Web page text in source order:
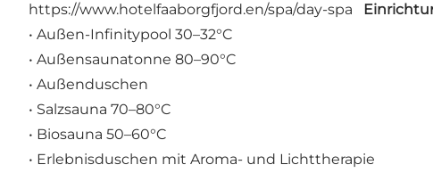
https://www.hotelfaaborgfjord.en/spa/day-spa
• Außen-Infinitypool 30–32°C
• Außensaunatonne 80–90°C
• Außenduschen
• Salzsauna 70–80°C
• Biosauna 50–60°C
• Erlebnisduschen mit Aroma- und Lichttherapie